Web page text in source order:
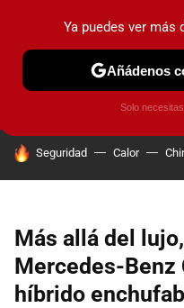
PRUEBAS COCHES
HOY SE HABLA DE
Seguridad Calor
Más allá del
Mercedes-Benz
híbrido
Ya puedes ver más
Añádenos
Solo